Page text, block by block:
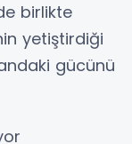
birlikte
yetiştirdiği
gücünü